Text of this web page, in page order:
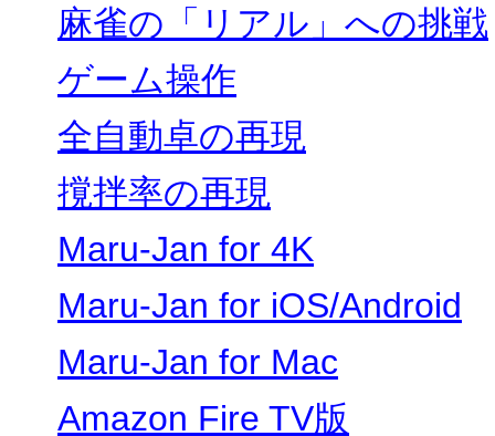
麻雀の「リアル」への挑戦
ゲーム操作
全自動卓の再現
撹拌率の再現
Maru-Jan for 4K
Maru-Jan for iOS/Android
Maru-Jan for Mac
Amazon Fire TV版